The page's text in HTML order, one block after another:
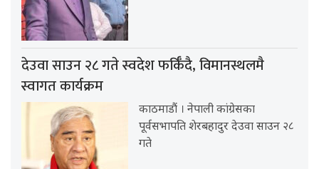
देउवा साउन २८ गते स्वदेश फर्किँदै, विमानस्थलमै
स्वागत कार्यक्रम
काठमाडौं । नेपाली कांग्रेसका
पूर्वसभापति शेरबहादुर देउवा साउन २८
गते